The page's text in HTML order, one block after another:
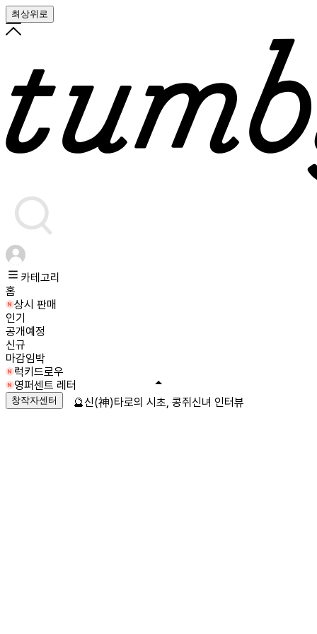
최상위로
카테고리
홈
상시 판매
인기
공개예정
신규
마감임박
럭키드로우
영퍼센트 레터
창작자센터 🔮신(神)타로의 시초, 콩쥐신녀 인터뷰